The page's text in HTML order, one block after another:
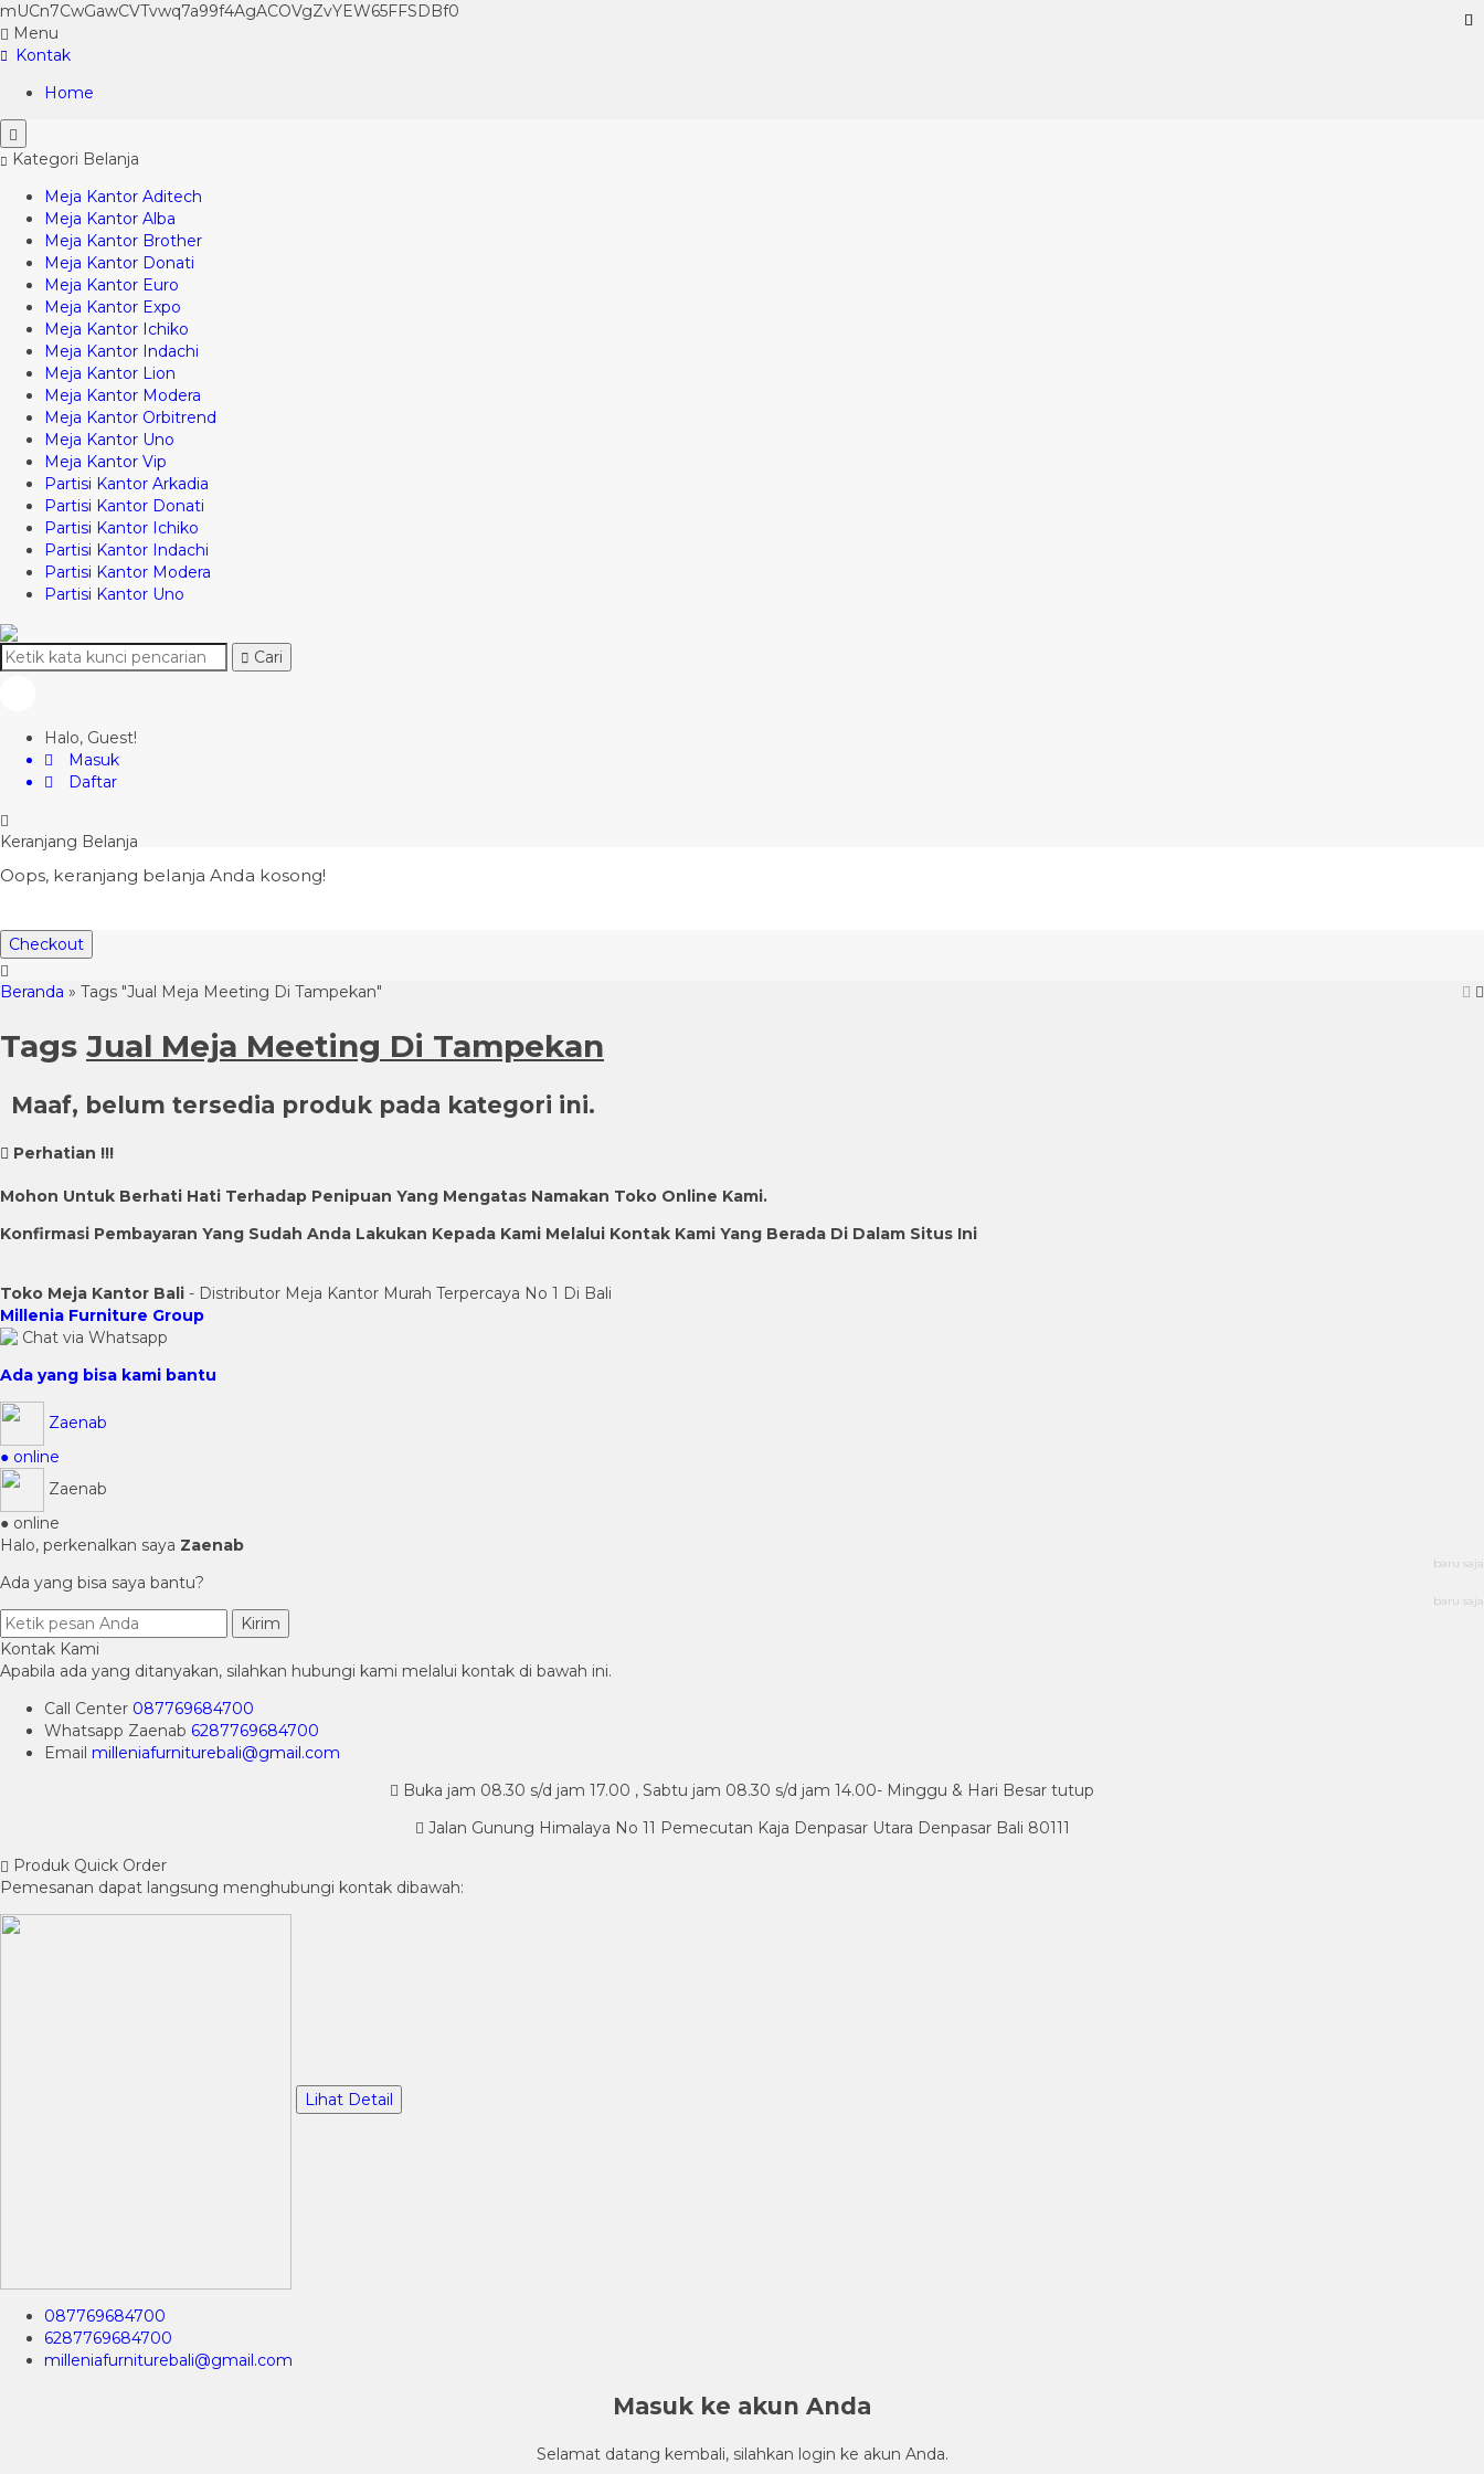
mUCn7CwGawCVTvwq7a99f4AgACOVgZvYEW65FFSDBf0
Menu
Kontak
Home
Kategori Belanja
Meja Kantor Aditech
Meja Kantor Alba
Meja Kantor Brother
Meja Kantor Donati
Meja Kantor Euro
Meja Kantor Expo
Meja Kantor Ichiko
Meja Kantor Indachi
Meja Kantor Lion
Meja Kantor Modera
Meja Kantor Orbitrend
Meja Kantor Uno
Meja Kantor Vip
Partisi Kantor Arkadia
Partisi Kantor Donati
Partisi Kantor Ichiko
Partisi Kantor Indachi
Partisi Kantor Modera
Partisi Kantor Uno
Cari
Halo, Guest!
Masuk
Daftar
Keranjang Belanja
Oops, keranjang belanja Anda kosong!
Checkout
Beranda » Tags "Jual Meja Meeting Di Tampekan"
Tags Jual Meja Meeting Di Tampekan
Maaf, belum tersedia produk pada kategori ini.
Perhatian !!!
Mohon Untuk Berhati Hati Terhadap Penipuan Yang Mengatas Namakan Toko Online Kami.
Konfirmasi Pembayaran Yang Sudah Anda Lakukan Kepada Kami Melalui Kontak Kami Yang Berada Di Dalam Situs Ini
Toko Meja Kantor Bali - Distributor Meja Kantor Murah Terpercaya No 1 Di Bali
Millenia Furniture Group
Chat via Whatsapp
Ada yang bisa kami bantu
Zaenab
● online
Zaenab
● online
Halo, perkenalkan saya Zaenab
baru saja
Ada yang bisa saya bantu?
baru saja
Kirim
Kontak Kami
Apabila ada yang ditanyakan, silahkan hubungi kami melalui kontak di bawah ini.
Call Center 087769684700
Whatsapp Zaenab 6287769684700
Email milleniafurniturebali@gmail.com
Buka jam 08.30 s/d jam 17.00 , Sabtu jam 08.30 s/d jam 14.00- Minggu & Hari Besar tutup
Jalan Gunung Himalaya No 11 Pemecutan Kaja Denpasar Utara Denpasar Bali 80111
Produk Quick Order
Pemesanan dapat langsung menghubungi kontak dibawah:
Lihat Detail
087769684700
6287769684700
milleniafurniturebali@gmail.com
Masuk ke akun Anda
Selamat datang kembali, silahkan login ke akun Anda.